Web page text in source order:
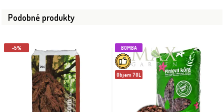
Podobné produkty
-5% BOMBA
Objem 70L